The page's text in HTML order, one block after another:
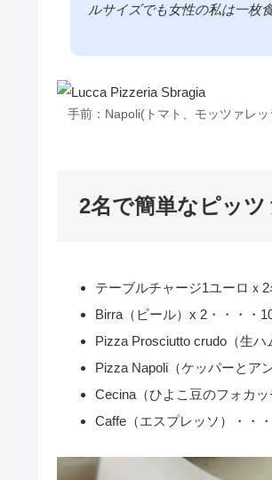
ルサイズでも女性の私は一枚
手前：Napoli(トマト、モッツァレ
2名で簡単なピッツ
テーブルチャージ1ユーロｘ
Birra（ビール）x 2・・・・
Pizza Prosciutto crudo（生
Pizza Napoli（ケッパーとア
Cecina（ひよこ豆のフォカ
Caffe（エスプレッソ）・・